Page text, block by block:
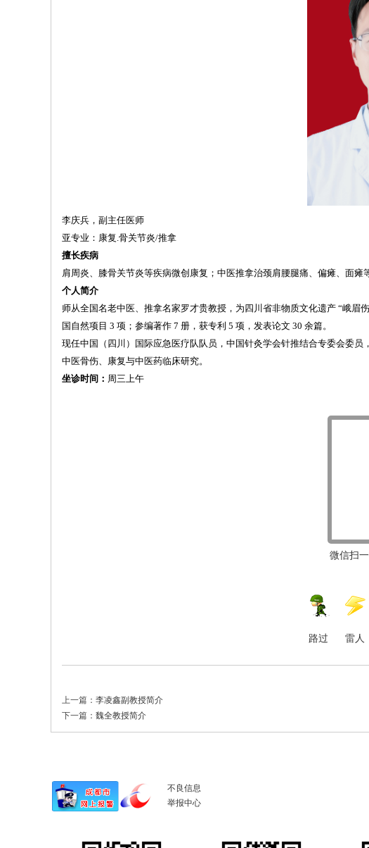
李庆兵，副主任医师
亚专业：康复.骨关节炎/推拿
擅长疾病
肩周炎、膝骨关节炎等疾病微创康复；中医推拿治颈肩腰腿痛、偏瘫、面瘫
个人简介
师从全国名老中医、推拿名家罗才贵教授，为四川省非物质文化遗产 “峨眉
国自然项目 3 项；参编著作 7 册，获专利 5 项，发表论文 30 余篇。
现任中国（四川）国际应急医疗队队员，中国针灸学会针推结合专委会委
中医骨伤、康复与中医药临床研究。
坐诊时间： 周三上午
微信扫
路过 雷人
上一篇： 李凌鑫副教授简介
下一篇： 魏全教授简介
不良信息
举报中心